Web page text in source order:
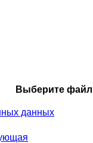
Выберите файл
данных